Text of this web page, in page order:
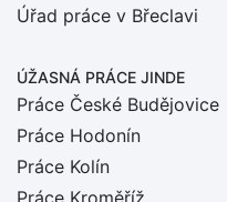
Úřad práce v Břeclavi
ÚŽASNÁ PRÁCE JINDE
Práce České Budějovice
Práce Hodonín
Práce Kolín
Práce Kroměříž